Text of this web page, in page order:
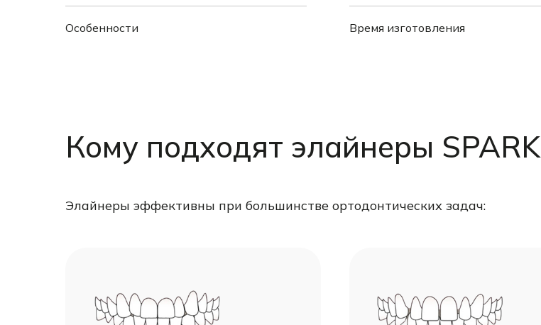
Особенности Время изготовления
Кому подходят элайнеры SPARK
Элайнеры эффективны при большинстве ортодонтических задач: